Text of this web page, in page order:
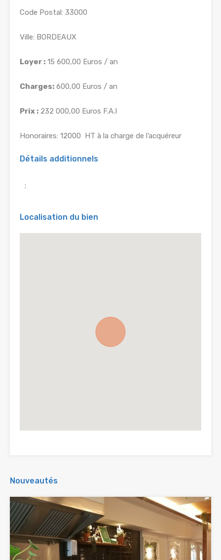
Code Postal: 33000
Ville: BORDEAUX
Loyer : 15 600,00 Euros / an
Charges: 600,00 Euros / an
Prix : 232 000,00 Euros F.A.I
Honoraires: 12000  HT à la charge de l’acquéreur
Détails additionnels
:
Localisation du bien
Nouveautés